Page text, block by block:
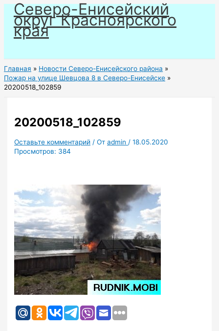
Перейти
содержимому
Северо-Енисейский
округ Красноярского
края
Главная
Новости Северо-Енисейского района
Пожар на улице Шевцова 8 в Северо-Енисейске
20200518_102859
20200518_102859
Оставьте комментарий / Отadmin /18.05.2020
Просмотров: 384